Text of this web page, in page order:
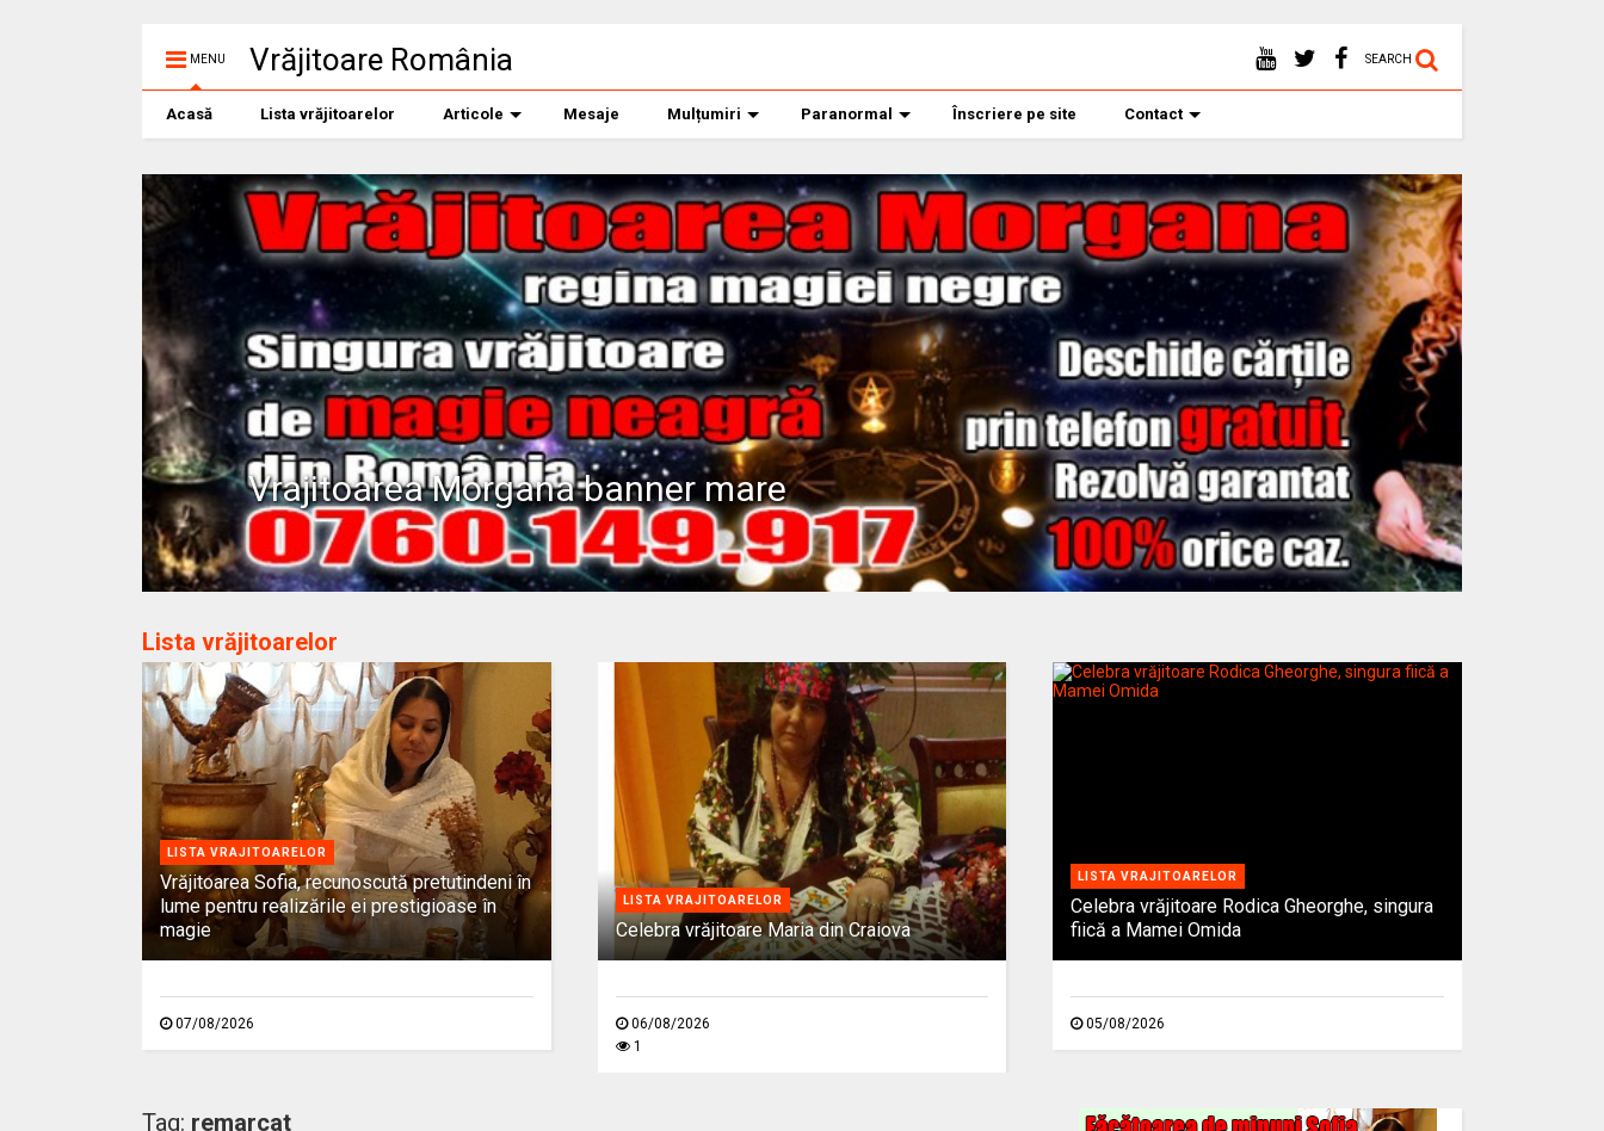
MENU Vrăjitoare România SEARCH
Acasă Lista vrăjitoarelor Articole Mesaje Mulțumiri Paranormal Înscriere pe site Contact
Vrajitoarea Morgana banner mare
Lista vrăjitoarelor
LISTA VRAJITOARELOR
Vrăjitoarea Sofia, recunoscută pretutindeni în
lume pentru realizările ei prestigioase în
magie
07/08/2026
LISTA VRAJITOARELOR
Celebra vrăjitoare Maria din Craiova
06/08/2026
1
LISTA VRAJITOARELOR
Celebra vrăjitoare Rodica Gheorghe, singura
fiică a Mamei Omida
05/08/2026
Tag: remarcat